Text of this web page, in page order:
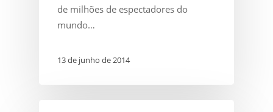
maisde milhões de espectadores do
mundo…
13 de junho de 2014